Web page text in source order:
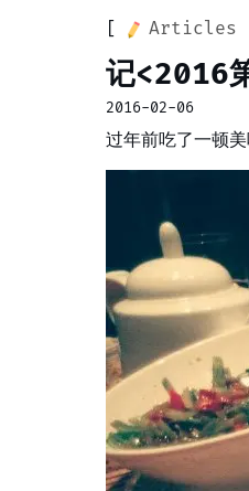
Articles
记<2016
2016-02-06
过年前吃了一顿